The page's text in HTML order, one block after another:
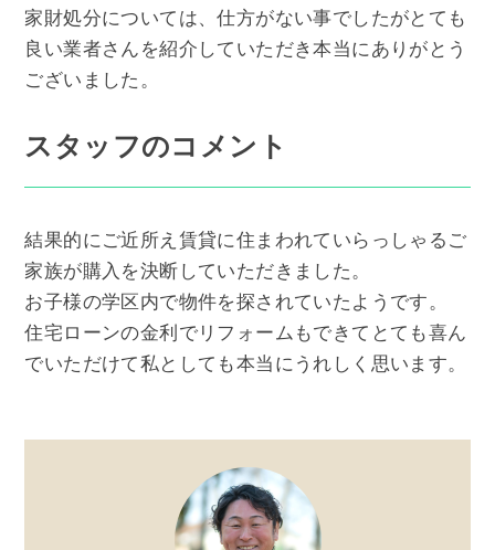
家財処分については、仕方がない事でしたがとても
良い業者さんを紹介していただき本当にありがとう
ございました。
スタッフのコメント
結果的にご近所え賃貸に住まわれていらっしゃるご
家族が購入を決断していただきました。
お子様の学区内で物件を探されていたようです。
住宅ローンの金利でリフォームもできてとても喜ん
でいただけて私としても本当にうれしく思います。